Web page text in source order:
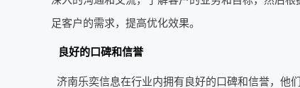
足客户的需求，提高优化效果。
良好的口碑和信誉
济南乐奕信息在行业内拥有良好的口碑和信誉，他